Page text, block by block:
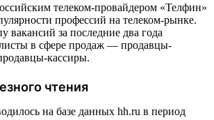
телеком-провайдером «Телфин»
профессий на телеком-рынке.
вакансий за последние два года
в сфере продаж — продавцы-
кассиры.
чтения
на базе данных hh.ru в период